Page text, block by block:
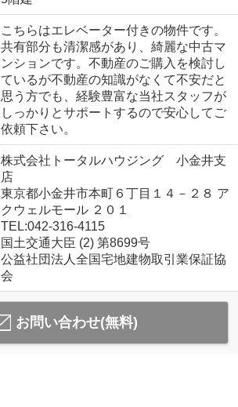
こちらはエレベーター付きの物件です。
共有部分も清潔感があり、綺麗な中古マ
ンションです。不動産のご購入を検討し
ているが不動産の知識がなくて不安だと
思う方でも、経験豊富な当社スタッフが
しっかりとサポートするので安心してご
依頼下さい。
株式会社トータルハウジング 小金井支
店
東京都小金井市本町６丁目１４－２８ ア
クウェルモール ２０１
TEL:042-316-4115
国土交通大臣 (2) 第8699号
公益社団法人全国宅地建物取引業保証協
会
お問い合わせ(無料)